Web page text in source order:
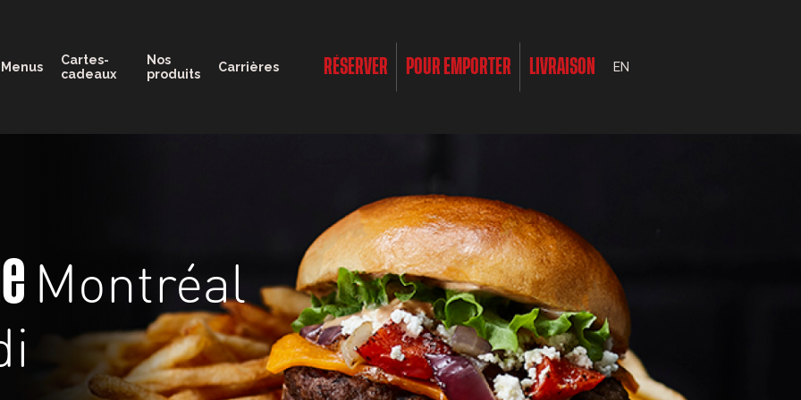
Menus
Cartes-
cadeaux
Nos
produits
Carrières RÉSERVER POUR EMPORTER LIVRAISON EN
Montréal